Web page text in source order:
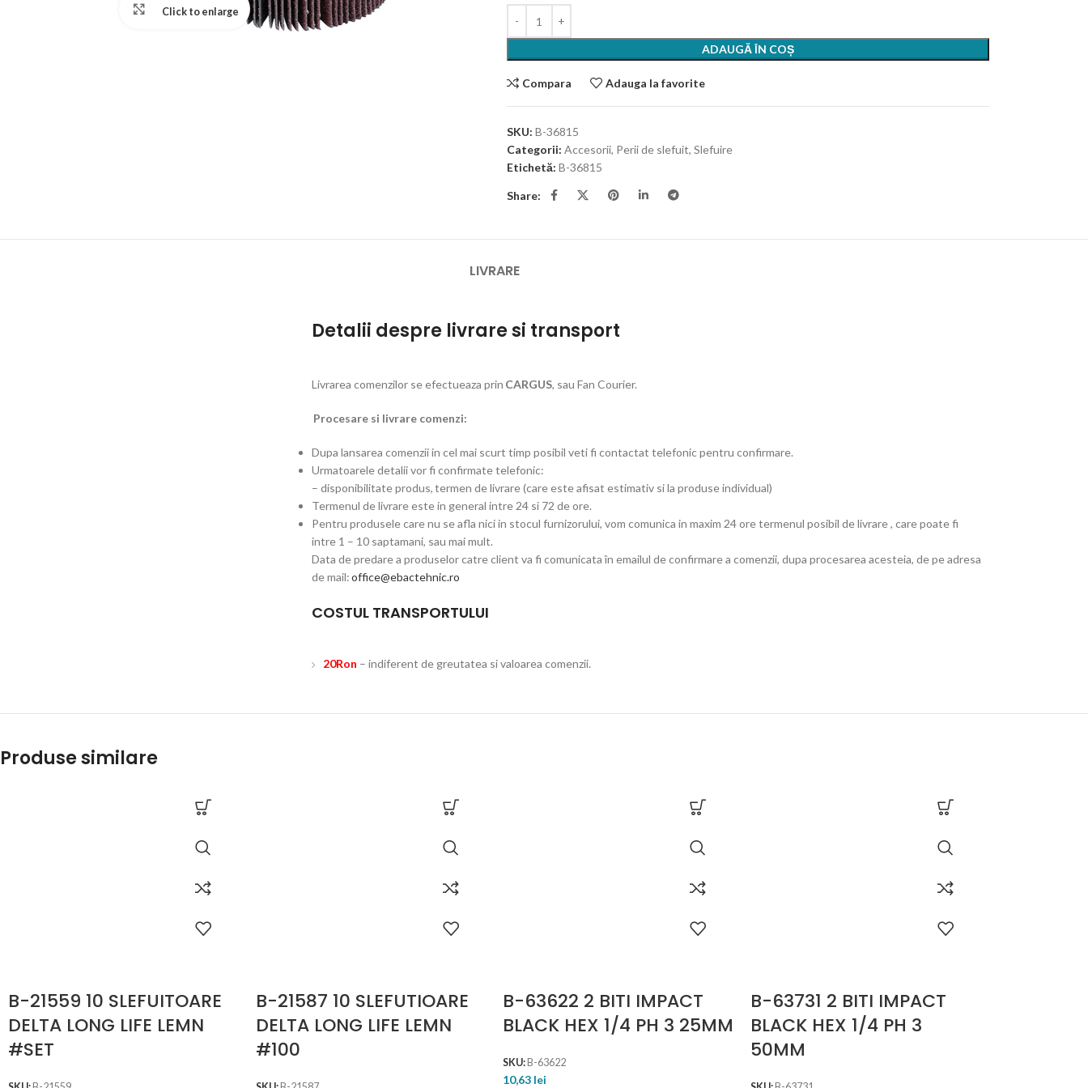
Click to enlarge
ADAUGĂ ÎN COȘ
Compara Adauga la favorite
SKU: B-36815
Categorii: Accesorii, Perii de slefuit, Slefuire
Etichetă: B-36815
Share:
LIVRARE
Detalii despre livrare si transport
Livrarea comenzilor se efectueaza prin CARGUS, sau Fan Courier.
Procesare si livrare comenzi:
Dupa lansarea comenzii in cel mai scurt timp posibil veti fi contactat telefonic pentru confirmare.
Urmatoarele detalii vor fi confirmate telefonic:
– disponibilitate produs, termen de livrare (care este afisat estimativ si la produse individual)
Termenul de livrare este in general intre 24 si 72 de ore.
Pentru produsele care nu se afla nici in stocul furnizorului, vom comunica in maxim 24 ore termenul posibil de livrare , care poate fi
intre 1 – 10 saptamani, sau mai mult.
Data de predare a produselor catre client va fi comunicata în emailul de confirmare a comenzii, dupa procesarea acesteia, de pe adresa
de mail:office@ebactehnic.ro
COSTUL TRANSPORTULUI
20Ron – indiferent de greutatea si valoarea comenzii.
Produse similare
B-21559 10 SLEFUITOARE
DELTA LONG LIFE LEMN
#SET
B-21587 10 SLEFUTIOARE
DELTA LONG LIFE LEMN
#100
B-63622 2 BITI IMPACT
BLACK HEX 1/4 PH 3 25MM
SKU: B-63622
10,63 lei
B-63731 2 BITI IMPACT
BLACK HEX 1/4 PH 3
50MM